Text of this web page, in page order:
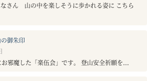
なさん 山の中を楽しそうに歩かれる姿に こちら
御朱印
お邪魔した「楽伍会」です。 登山安全祈願を...